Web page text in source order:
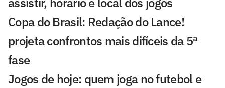
Copa do Brasil: Redação do Lance!
projeta confrontos mais difíceis da 5ª
fase
Jogos de hoje: quem joga no futebol e